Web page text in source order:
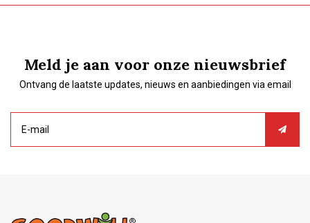
Meld je aan voor onze nieuwsbrief
Ontvang de laatste updates, nieuws en aanbiedingen via email